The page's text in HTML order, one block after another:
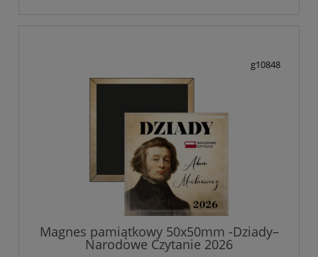
g10848
Magnes pamiątkowy 50x50mm -Dziady–
Narodowe Czytanie 2026